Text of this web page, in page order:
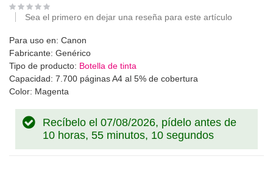
Sea el primero en dejar una reseña para este artículo
Para uso en: Canon
Fabricante: Genérico
Tipo de producto: Botella de tinta
Capacidad: 7.700 páginas A4 al 5% de cobertura
Color: Magenta
Recíbelo el 07/08/2026, pídelo antes de
10 horas, 55 minutos, 10 segundos